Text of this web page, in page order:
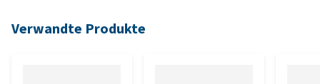
Verwandte Produkte